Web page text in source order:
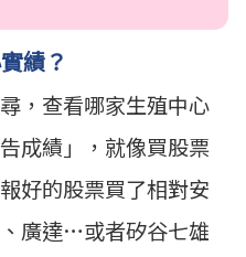
績？
，查看哪家生殖中心
成績」，就像買股票
好的股票買了相對安
廣達…或者矽谷七雄